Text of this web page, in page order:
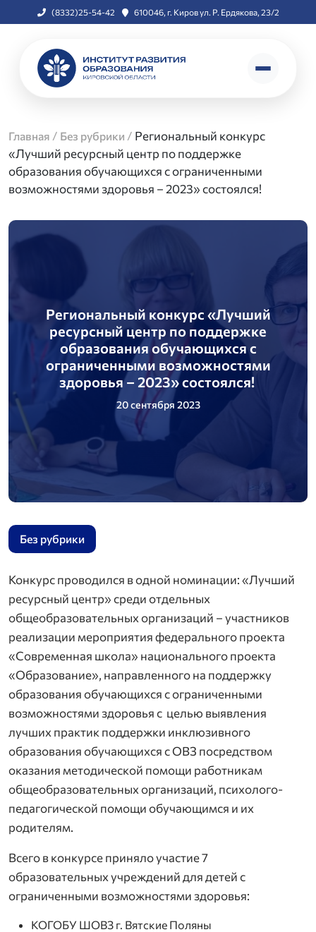
(8332)25-54-42 610046, г. Киров ул. Р. Ердякова, 23/2
Главная / Без рубрики / Региональный конкурс
«Лучший ресурсный центр по поддержке
образования обучающихся с ограниченными
возможностями здоровья ‒ 2023» состоялся!
Региональный конкурс «Лучший
ресурсный центр по поддержке
образования обучающихся с
ограниченными возможностями
здоровья ‒ 2023» состоялся!
20 сентября 2023
Без рубрики
Конкурс проводился в одной номинации: «Лучший
ресурсный центр» среди отдельных
общеобразовательных организаций – участников
реализации мероприятия федерального проекта
«Современная школа» национального проекта
«Образование», направленного на поддержку
образования обучающихся с ограниченными
возможностями здоровья с целью выявления
лучших практик поддержки инклюзивного
образования обучающихся с ОВЗ посредством
оказания методической помощи работникам
общеобразовательных организаций, психолого-
педагогической помощи обучающимся и их
родителям.
Всего в конкурсе приняло участие 7
образовательных учреждений для детей с
ограниченными возможностями здоровья:
КОГОБУ ШОВЗ г. Вятские Поляны